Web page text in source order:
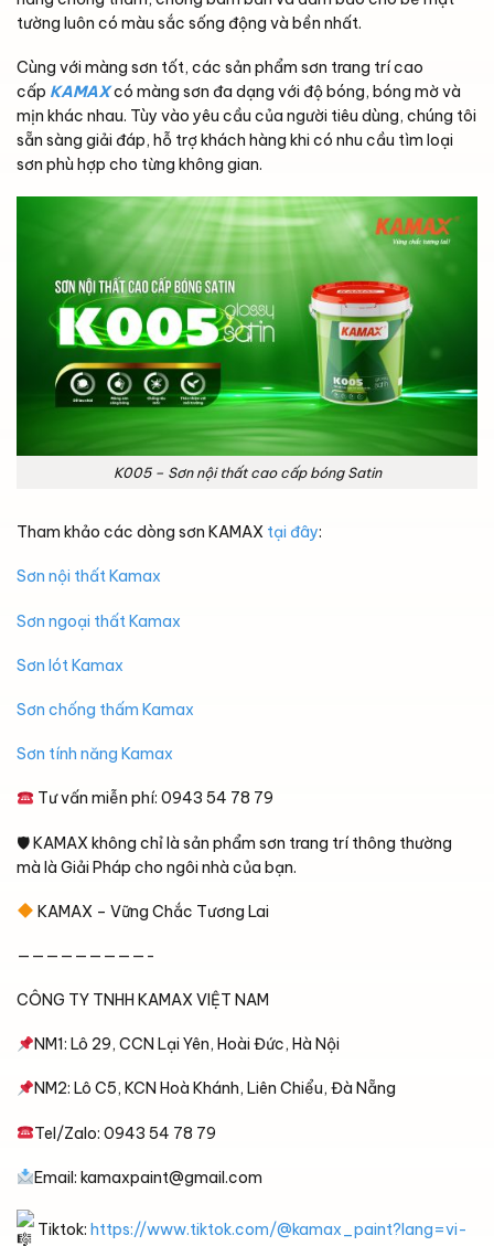
tường luôn có màu sắc sống động và bền nhất.
Cùng với màng sơn tốt, các sản phẩm sơn trang trí cao
cấp KAMAXcó màng sơn đa dạng với độ bóng, bóng mờ và
mịn khác nhau. Tùy vào yêu cầu của người tiêu dùng, chúng tôi
sẵn sàng giải đáp, hỗ trợ khách hàng khi có nhu cầu tìm loại
sơn phù hợp cho từng không gian.
K005 – Sơn nội thất cao cấp bóng Satin
Tham khảo các dòng sơn KAMAX tại đây:
Sơn nội thất Kamax
Sơn ngoại thất Kamax
Sơn lót Kamax
Sơn chống thấm Kamax
Sơn tính năng Kamax
Tư vấn miễn phí: 0943 54 78 79
🛡 KAMAX không chỉ là sản phẩm sơn trang trí thông thường
mà là Giải Pháp cho ngôi nhà của bạn.
KAMAX – Vững Chắc Tương Lai
—————————-
CÔNG TY TNHH KAMAX VIỆT NAM
NM1: Lô 29, CCN Lại Yên, Hoài Đức, Hà Nội
NM2: Lô C5, KCN Hoà Khánh, Liên Chiểu, Đà Nẵng
Tel/Zalo: 0943 54 78 79
Email: kamaxpaint@gmail.com
Tiktok: https://www.tiktok.com/@kamax_paint?lang=vi-